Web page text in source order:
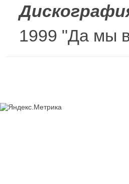
1999 "Да мы